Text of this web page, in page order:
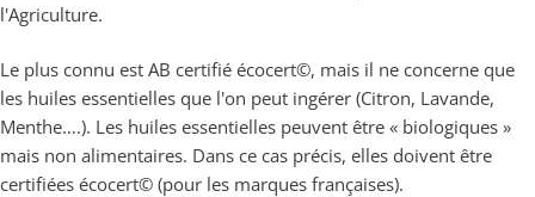
l'Agriculture.
Le plus connu est AB certifié écocert©, mais il ne concerne que
les huiles essentielles que l'on peut ingérer (Citron, Lavande,
Menthe….). Les huiles essentielles peuvent être « biologiques »
mais non alimentaires. Dans ce cas précis, elles doivent être
certifiées écocert© (pour les marques françaises).